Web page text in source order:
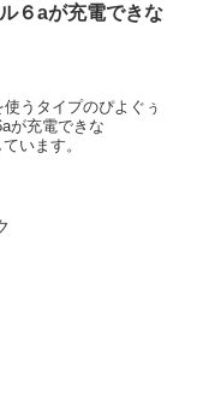
６aが充電できな
うタイプのぴよぐぅ
が充電できな
います。